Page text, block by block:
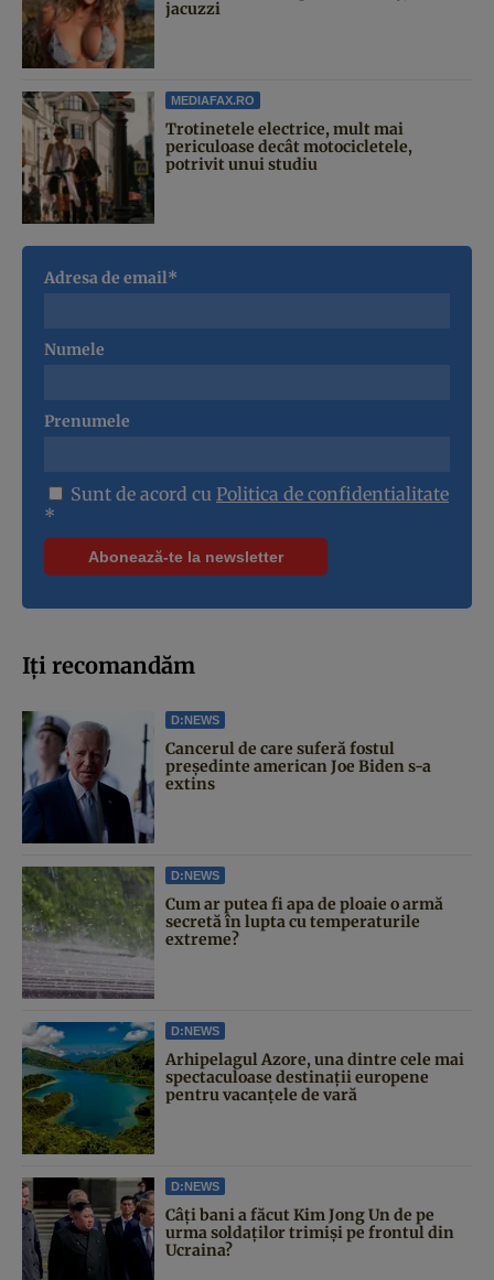
jacuzzi
MEDIAFAX.RO
Trotinetele electrice, mult mai
periculoase decât motocicletele,
potrivit unui studiu
Adresa de email*
Numele
Prenumele
Sunt de acord cu Politica de confidentialitate
*
Iți recomandăm
D:NEWS
Cancerul de care suferă fostul
președinte american Joe Biden s-a
extins
D:NEWS
Cum ar putea fi apa de ploaie o armă
secretă în lupta cu temperaturile
extreme?
D:NEWS
Arhipelagul Azore, una dintre cele mai
spectaculoase destinații europene
pentru vacanțele de vară
D:NEWS
Câți bani a făcut Kim Jong Un de pe
urma soldaților trimiși pe frontul din
Ucraina?